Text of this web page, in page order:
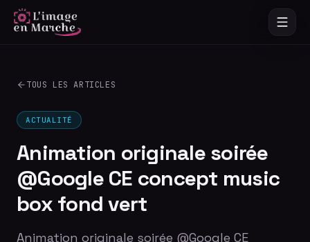
TOUS LES ARTICLES
ACTUALITÉ
Animation originale soirée
@Google CE concept music
box fond vert
Animation originale soirée @Google CE